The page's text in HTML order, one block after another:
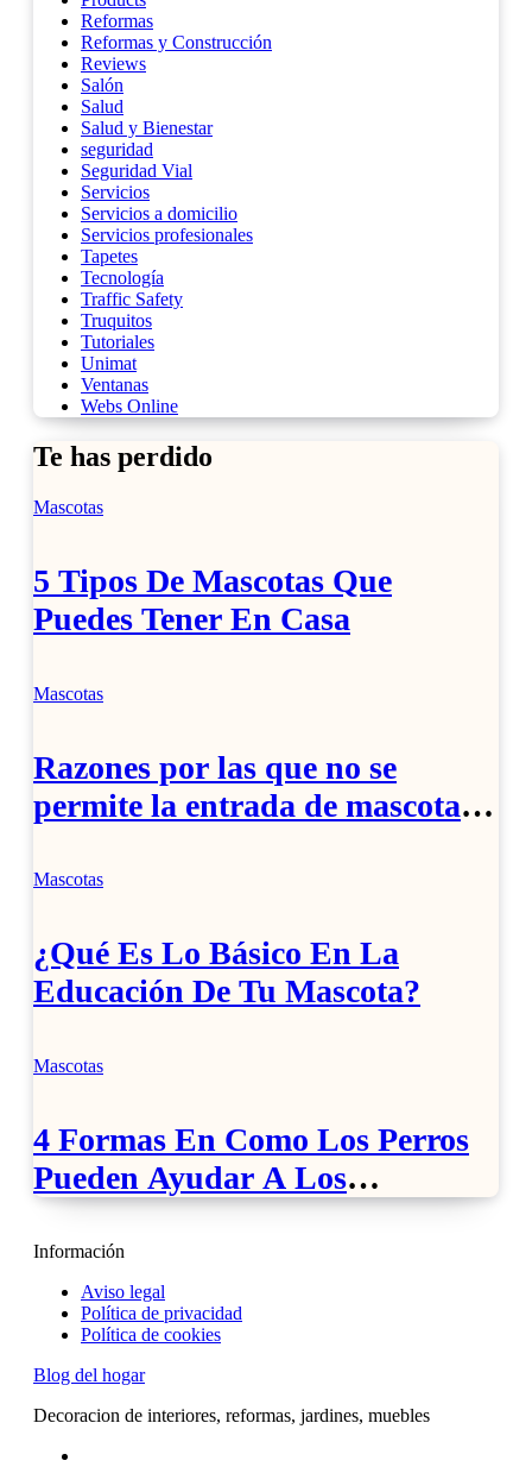
Reformas
Reformas y Construcción
Reviews
Salón
Salud
Salud y Bienestar
seguridad
Seguridad Vial
Servicios
Servicios a domicilio
Servicios profesionales
Tapetes
Tecnología
Traffic Safety
Truquitos
Tutoriales
Unimat
Ventanas
Webs Online
Te has perdido
Mascotas
5 Tipos De Mascotas Que
Puedes Tener En Casa
Mascotas
Razones por las que no se
permite la entrada de mascotas
extranjeros.
Mascotas
¿Qué Es Lo Básico En La
Educación De Tu Mascota?
Mascotas
4 Formas En Como Los Perros
Pueden Ayudar A Los
Discapacitados
Información
Aviso legal
Política de privacidad
Política de cookies
Blog del hogar
Decoracion de interiores, reformas, jardines, muebles